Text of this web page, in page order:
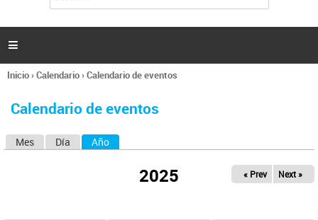
l
s

Se
usted
Inicio›Calendario›Calendario de eventos
Calendario de eventos
Mes Día Año
2025 « Prev Next »